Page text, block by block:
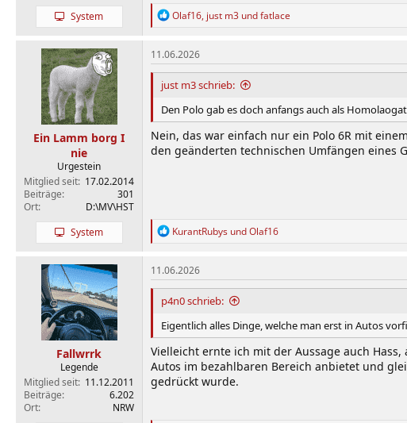
System
R
k
t
i
o
e
Olaf16, just m3 undfatlace
Ein Lamm borg I
nie
Urgestein
Mitglied seit 17.02.2014
Beiträge
301
Ort
D:\MV\HST
System
11.06.2026
just m3 schrieb:
Den Polo gab es doch anfangs auch als
Nein, das war einfach nur ein Polo 6R mit
den geänderten technischen Umfängen eines
R
k
t
i
o
e
n
:
KurantRubys undOlaf16
Fallwrrk
Legende
Mitglied seit 11.12.2011
Beiträge
6.202
Ort
NRW
11.06.2026
p4n0 schrieb:
Eigentlich alles Dinge, welche man erst in Autos
Vielleicht ernte ich mit der Aussage auch
Autos im bezahlbaren Bereich anbietet und
gedrückt wurde.